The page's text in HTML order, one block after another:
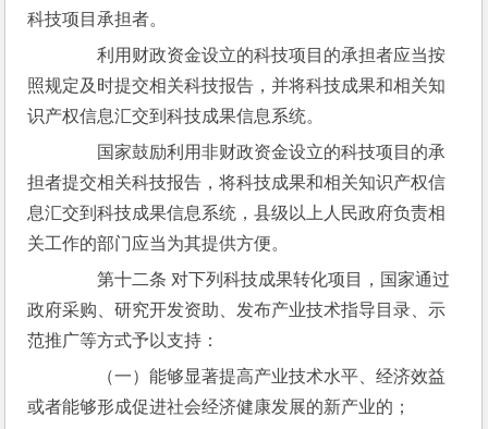
科技项目承担者。
利用财政资金设立的科技项目的承担者应当按
照规定及时提交相关科技报告，并将科技成果和相关知
识产权信息汇交到科技成果信息系统。
国家鼓励利用非财政资金设立的科技项目的承
担者提交相关科技报告，将科技成果和相关知识产权信
息汇交到科技成果信息系统，县级以上人民政府负责相
关工作的部门应当为其提供方便。
第十二条 对下列科技成果转化项目，国家通过
政府采购、研究开发资助、发布产业技术指导目录、示
范推广等方式予以支持：
（一）能够显著提高产业技术水平、经济效益
或者能够形成促进社会经济健康发展的新产业的；